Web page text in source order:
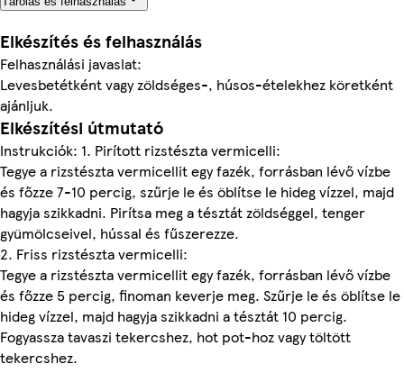
Elkészítés és felhasználás
Felhasználási javaslat:
Levesbetétként vagy zöldséges-, húsos-ételekhez köretként
ajánljuk.
Elkészítési útmutató
Instrukciók: 1. Pirított rizstészta vermicelli:
Tegye a rizstészta vermicellit egy fazék, forrásban lévő vízbe
és főzze 7-10 percig, szűrje le és öblítse le hideg vízzel, majd
hagyja szikkadni. Pirítsa meg a tésztát zöldséggel, tenger
gyümölcseivel, hússal és fűszerezze.
2. Friss rizstészta vermicelli:
Tegye a rizstészta vermicellit egy fazék, forrásban lévő vízbe
és főzze 5 percig, finoman keverje meg. Szűrje le és öblítse le
hideg vízzel, majd hagyja szikkadni a tésztát 10 percig.
Fogyassza tavaszi tekercshez, hot pot-hoz vagy töltött
tekercshez.